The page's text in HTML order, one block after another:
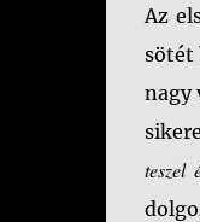
Az
sötét
nagy
teszel